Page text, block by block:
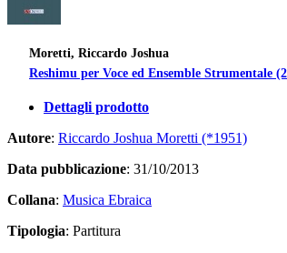
Moretti, Riccardo Joshua
Reshimu per Voce ed Ensemble Strumentale
Dettagli prodotto
Autore: Riccardo Joshua Moretti (*1951)
Data pubblicazione: 31/10/2013
Collana: Musica Ebraica
Tipologia: Partitura